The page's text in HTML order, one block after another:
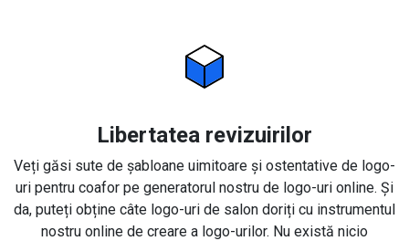
Libertatea revizuirilor
Veți găsi sute de șabloane uimitoare și ostentative de logo-
uri pentru coafor pe generatorul nostru de logo-uri online. Și
da, puteți obține câte logo-uri de salon doriți cu instrumentul
nostru online de creare a logo-urilor. Nu există nicio